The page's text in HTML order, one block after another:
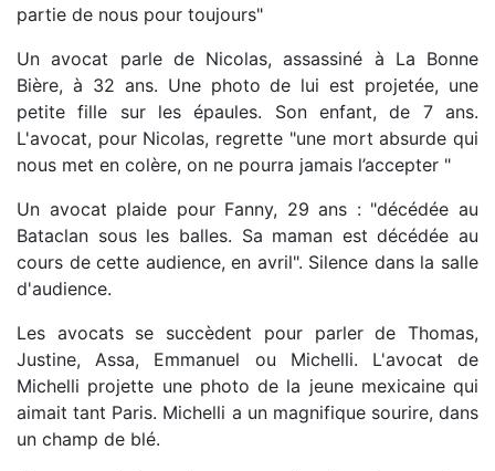
partie de nous pour toujours"
Un avocat parle de Nicolas, assassiné à La Bonne
Bière, à 32 ans. Une photo de lui est projetée, une
petite fille sur les épaules. Son enfant, de 7 ans.
L'avocat, pour Nicolas, regrette "une mort absurde qui
nous met en colère, on ne pourra jamais l’accepter "
Un avocat plaide pour Fanny, 29 ans : "décédée au
Bataclan sous les balles. Sa maman est décédée au
cours de cette audience, en avril". Silence dans la salle
d'audience.
Les avocats se succèdent pour parler de Thomas,
Justine, Assa, Emmanuel ou Michelli. L'avocat de
Michelli projette une photo de la jeune mexicaine qui
aimait tant Paris. Michelli a un magnifique sourire, dans
un champ de blé.